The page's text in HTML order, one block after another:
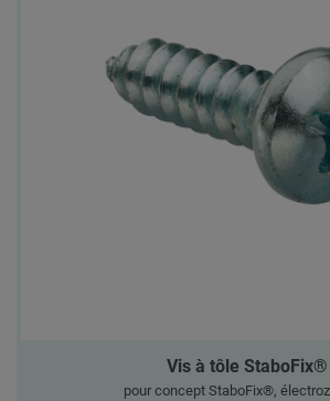
Vis à tôle StaboFix®
pour concept StaboFix®,